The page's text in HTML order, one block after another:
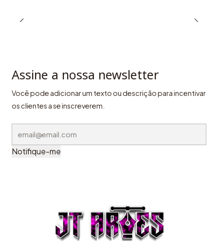
Assine a nossa newsletter
Você pode adicionar um texto ou descrição para incentivar
os clientes a se inscreverem.
Notifique-me